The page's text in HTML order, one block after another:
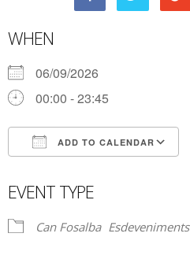
WHEN
06/09/2026
00:00 - 23:45
ADD TO CALENDAR
EVENT TYPE
Can Fosalba Esdeveniments